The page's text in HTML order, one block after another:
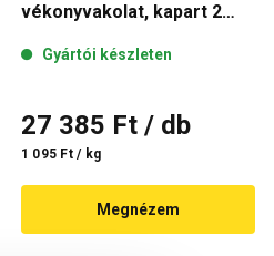
vékonyvakolat, kapart 2
Gyártói készleten
27 385 Ft / db
1 095 Ft / kg
Megnézem